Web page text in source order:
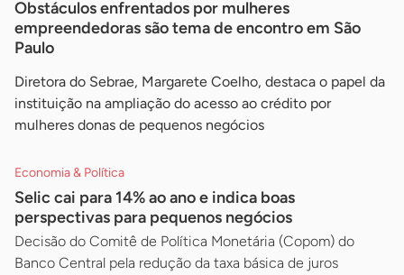
Obstáculos enfrentados por mulheres
empreendedoras são tema de encontro em São
Paulo
Diretora do Sebrae, Margarete Coelho, destaca o papel da
instituição na ampliação do acesso ao crédito por
mulheres donas de pequenos negócios
Economia & Política
Selic cai para 14% ao ano e indica boas
perspectivas para pequenos negócios
Decisão do Comitê de Política Monetária (Copom) do
Banco Central pela redução da taxa básica de juros